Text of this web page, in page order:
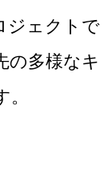
ジェクトで
の多様なキ